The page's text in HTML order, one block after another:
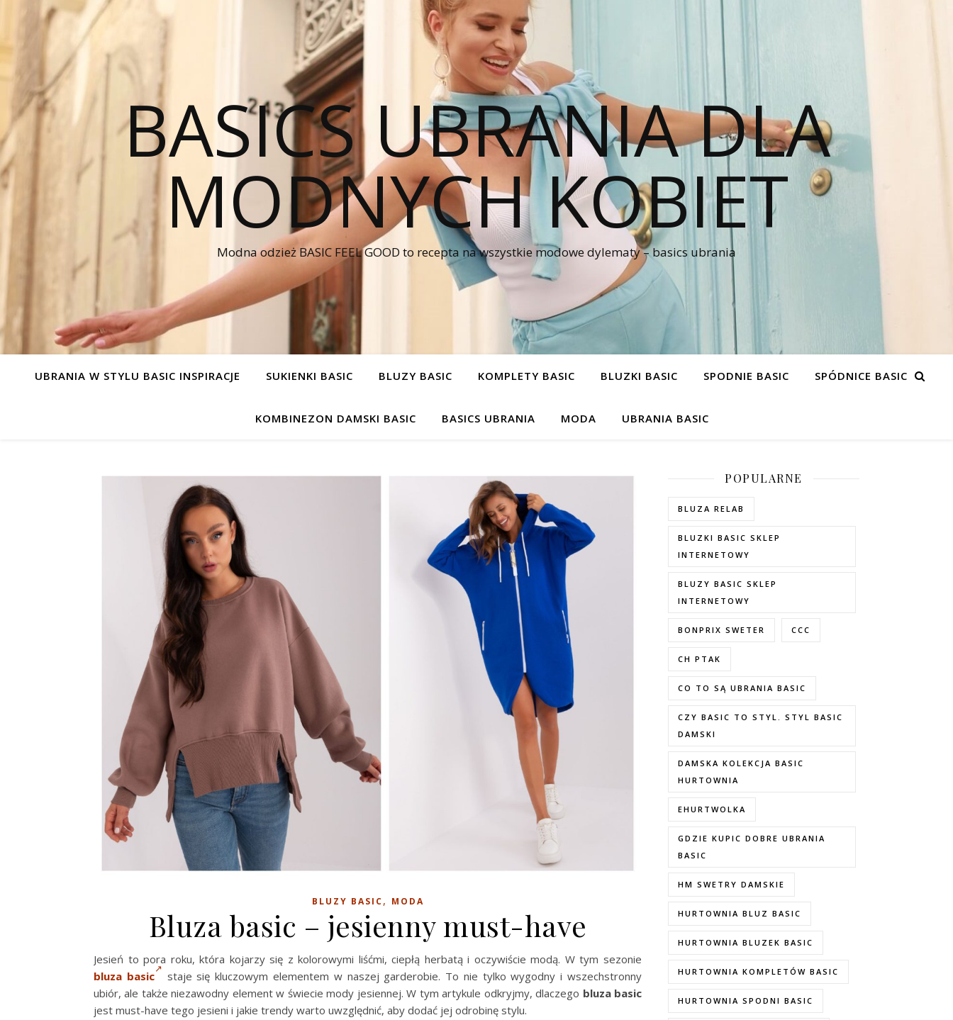
BASICS UBRANIA DLA
MODNYCH KOBIET
Modna odzież BASIC FEEL GOOD to recepta na wszystkie modowe dylematy – basics ubrania
UBRANIA W STYLU BASIC INSPIRACJE SUKIENKI BASIC BLUZY BASIC KOMPLETY BASIC BLUZKI BASIC SPODNIE BASIC SPÓDNICE BASIC
KOMBINEZON DAMSKI BASIC BASICS UBRANIA MODA UBRANIA BASIC
BLUZY BASIC, MODA
Bluza basic – jesienny must-have
Jesień to pora roku, która kojarzy się z kolorowymi liśćmi, ciepłą herbatą i oczywiście modą. W tym sezonie
bluza basic
staje się kluczowym elementem w naszej garderobie. To nie tylko wygodny i wszechstronny
ubiór, ale także niezawodny element w świecie mody jesiennej. W tym artykule odkryjmy, dlaczego bluza basic
jest must-have tego jesieni i jakie trendy warto uwzględnić, aby dodać jej odrobinę stylu.
POPULARNE
BLUZA RELAB
BLUZKI BASIC SKLEP
INTERNETOWY
BLUZY BASIC SKLEP
INTERNETOWY
BONPRIX SWETER CCC
CH PTAK
CO TO SĄ UBRANIA BASIC
CZY BASIC TO STYL. STYL BASIC
DAMSKI
DAMSKA KOLEKCJA BASIC
HURTOWNIA
EHURTWOLKA
GDZIE KUPIC DOBRE UBRANIA
BASIC
HM SWETRY DAMSKIE
HURTOWNIA BLUZ BASIC
HURTOWNIA BLUZEK BASIC
HURTOWNIA KOMPLETÓW BASIC
HURTOWNIA SPODNI BASIC